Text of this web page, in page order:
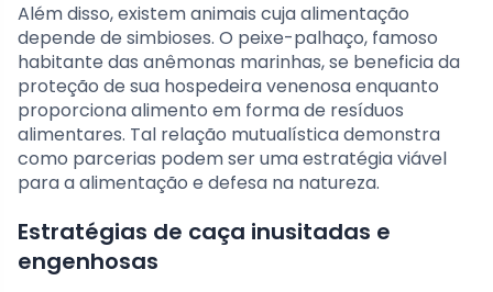
Além disso, existem animais cuja alimentação
depende de simbioses. O peixe-palhaço, famoso
habitante das anêmonas marinhas, se beneficia da
proteção de sua hospedeira venenosa enquanto
proporciona alimento em forma de resíduos
alimentares. Tal relação mutualística demonstra
como parcerias podem ser uma estratégia viável
para a alimentação e defesa na natureza.
Estratégias de caça inusitadas e
engenhosas